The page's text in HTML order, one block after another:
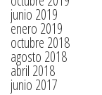
junio 2019
enero 2019
octubre 2018
agosto 2018
abril 2018
junio 2017